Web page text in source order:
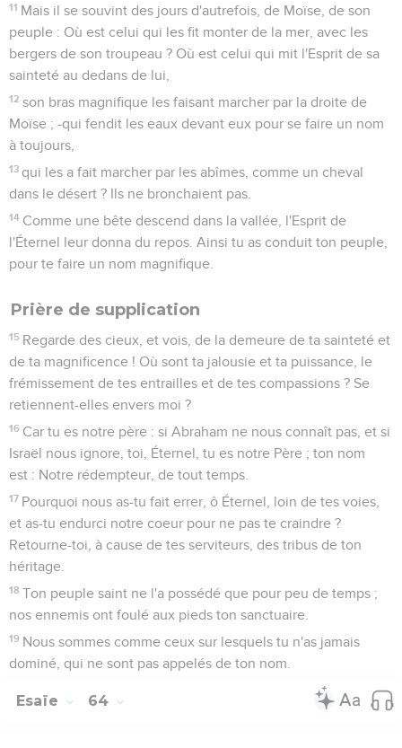
11 Mais il se souvint des jours d'autrefois, de Moïse, de son
peuple : Où est celui qui les fit monter de la mer, avec les
bergers de son troupeau ? Où est celui qui mit l'Esprit de sa
sainteté au dedans de lui,
12 son bras magnifique les faisant marcher par la droite de
Moïse ; -qui fendit les eaux devant eux pour se faire un nom
à toujours,
13 qui les a fait marcher par les abîmes, comme un cheval
dans le désert ? Ils ne bronchaient pas.
14 Comme une bête descend dans la vallée, l'Esprit de
l'Éternel leur donna du repos. Ainsi tu as conduit ton peuple,
pour te faire un nom magnifique.
Prière de supplication
15 Regarde des cieux, et vois, de la demeure de ta sainteté et
de ta magnificence ! Où sont ta jalousie et ta puissance, le
frémissement de tes entrailles et de tes compassions ? Se
retiennent-elles envers moi ?
16 Car tu es notre père : si Abraham ne nous connaît pas, et si
Israël nous ignore, toi, Éternel, tu es notre Père ; ton nom
est : Notre rédempteur, de tout temps.
17 Pourquoi nous as-tu fait errer, ô Éternel, loin de tes voies,
et as-tu endurci notre coeur pour ne pas te craindre ?
Retourne-toi, à cause de tes serviteurs, des tribus de ton
héritage.
18 Ton peuple saint ne l'a possédé que pour peu de temps ;
nos ennemis ont foulé aux pieds ton sanctuaire.
19 Nous sommes comme ceux sur lesquels tu n'as jamais
dominé, qui ne sont pas appelés de ton nom.
Esaïe 64